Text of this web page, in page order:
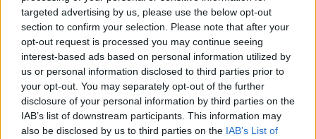
targeted advertising by us, please use the below opt-out
section to confirm your selection. Please note that after your
opt-out request is processed you may continue seeing
interest-based ads based on personal information utilized by
us or personal information disclosed to third parties prior to
your opt-out. You may separately opt-out of the further
disclosure of your personal information by third parties on the
IAB’s list of downstream participants. This information may
also be disclosed by us to third parties on the IAB’s List of